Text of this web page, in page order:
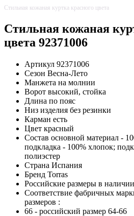
Стильная кожаная куртка красного цвета
Стильная кожаная
цвета 92371006
Артикул 92371006
Сезон Весна-Лето
Манжета на молнии
Ворот высокий, стойка
Длина по пояс
Низ изделия без резинки
Карман есть
Цвет красный
Состав основной материал -
подкладка - 100% хлопок;
полиэстер
Страна Испания
Бренд Torras
Российские размеры в наличии
Соответствие фабричных
размеров :
66 - российский размер 64-66